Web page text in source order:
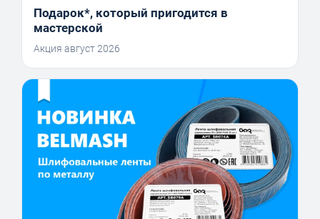
Подарок*, который пригодится в
мастерской
Акция август 2026